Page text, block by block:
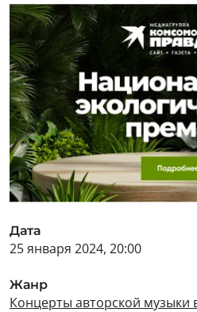
Дата
25 января 2024, 20:00
Жанр
Концерты авторской музыки